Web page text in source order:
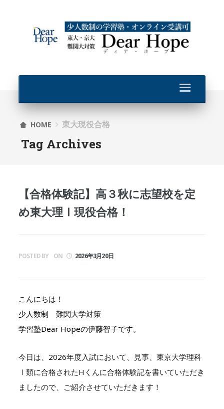
HOME 東大現役合格
Tag Archives
【合格体験記】高３秋に志望校を定
め東大理Ⅰ現役合格！
POSTED BY ON 2026年3月20日
こんにちは！
少人数制 難関大学対策
学習塾Dear Hopeの伊藤智子です。
今日は、2026年度入試において、見事、東京大学理科
Ⅰ類に合格されたHくんに合格体験記を書いていただき
ましたので、ご紹介させていただきます！